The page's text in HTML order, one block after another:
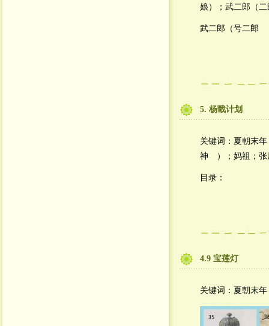
娘）；武二郎（
武二郎（号二郎
5. 杨戬计划
关键词：夏朝末
神　）；妈祖；
目录：
4.9 宝莲灯
关键词：夏朝末